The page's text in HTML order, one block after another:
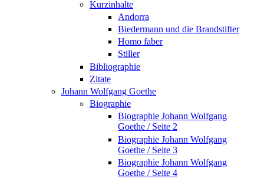
Kurzinhalte
Andorra
Biedermann und die Brandstifter
Homo faber
Stiller
Bibliographie
Zitate
Johann Wolfgang Goethe
Biographie
Biographie Johann Wolfgang
Goethe / Seite 2
Biographie Johann Wolfgang
Goethe / Seite 3
Biographie Johann Wolfgang
Goethe / Seite 4